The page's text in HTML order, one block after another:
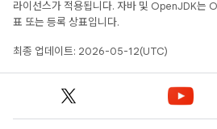
라이선스가 적용됩니다. 자바 및 OpenJDK는
표 또는 등록 상표입니다.
최종 업데이트: 2026-05-12(UTC)